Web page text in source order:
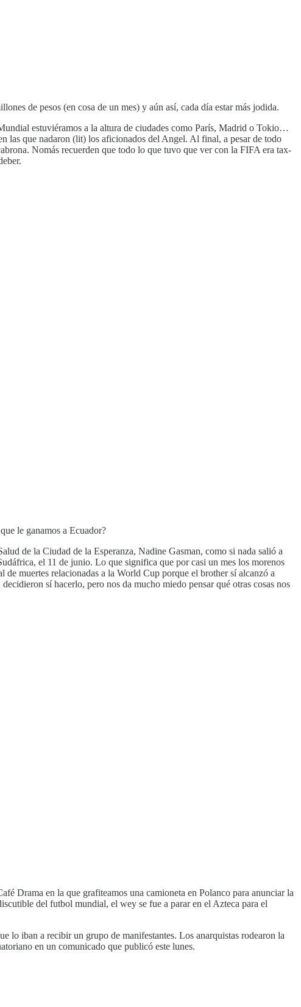
de pesos (en cosa de un mes) y aún así, cada día estar más jodida.
estuviéramos a la altura de ciudades como París, Madrid o Tokio…
las que nadaron (lit) los aficionados del Angel. Al final, a pesar de todo
Nomás recuerden que todo lo que tuvo que ver con la FIFA era tax-
le ganamos a Ecuador?
de la Ciudad de la Esperanza, Nadine Gasman, como si nada salió a
el 11 de junio. Lo que significa que por casi un mes los morenos
muertes relacionadas a la World Cup porque el brother sí alcanzó a
sí hacerlo, pero nos da mucho miedo pensar qué otras cosas nos
Drama en la que grafiteamos una camioneta en Polanco para anunciar la
del futbol mundial, el wey se fue a parar en el Azteca para el
lo iban a recibir un grupo de manifestantes. Los anarquistas rodearon la
en un comunicado que publicó este lunes.